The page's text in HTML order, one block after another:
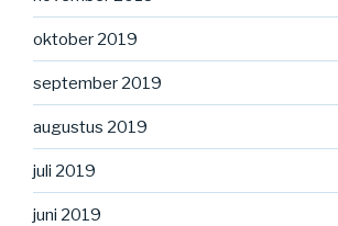
oktober 2019
september 2019
augustus 2019
juli 2019
juni 2019